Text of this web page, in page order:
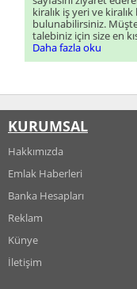
kiralık iş yeri ve
bulunabilirsiniz.
talebiniz için size en
Daha fazla oku
KURUMSAL
Hakkımızda
Emlak Haberleri
Banka Hesapları
Reklam
Künye
İletişim